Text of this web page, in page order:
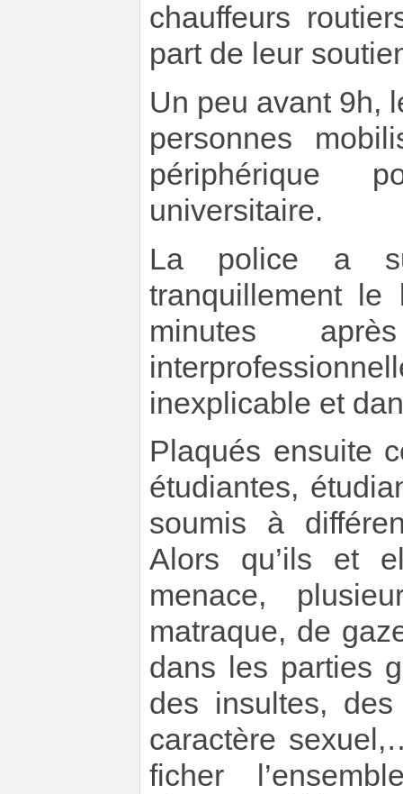
chauffeurs
part de leur
Un peu avant 9h,
personnes
périphérique
universitaire.
La police a
tranquillement le
minutes
inexplicable et
Plaqués ensuite
étudiantes,
soumis à
Alors qu’ils et
menace,
matraque, de
dans les parties
des insultes,
caractère
ficher